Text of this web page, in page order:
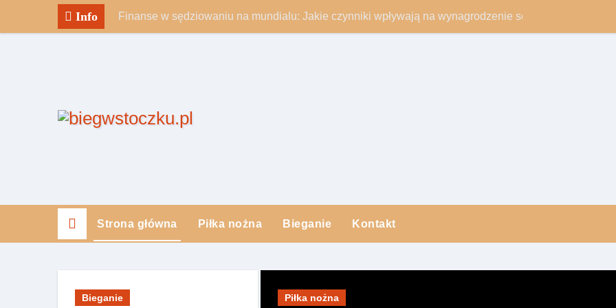
Info Finanse w sędziowaniu na mundialu: Jakie czynniki wpływają na wynagrodzenie sędziów?Nieśmiertelni
Strona główna Piłka nożna Bieganie Kontakt
Bieganie Piłka nożna